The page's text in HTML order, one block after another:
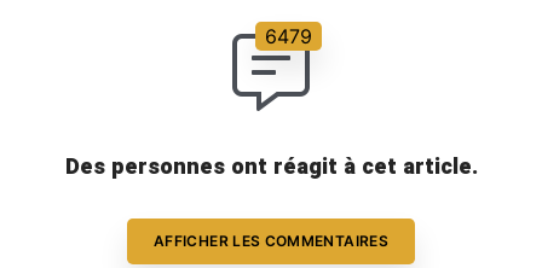
Des personnes ont réagit à cet article.
AFFICHER LES COMMENTAIRES